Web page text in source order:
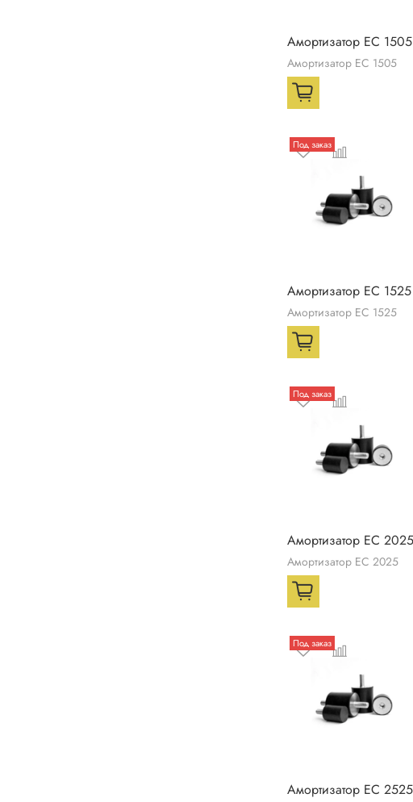
Амортизатор ЕС 1505
Амортизатор ЕС 1505
Под заказ
Амортизатор ЕС 1525
Амортизатор ЕС 1525
Под заказ
Амортизатор ЕС 2025
Амортизатор ЕС 2025
Под заказ
Амортизатор ЕС 2525